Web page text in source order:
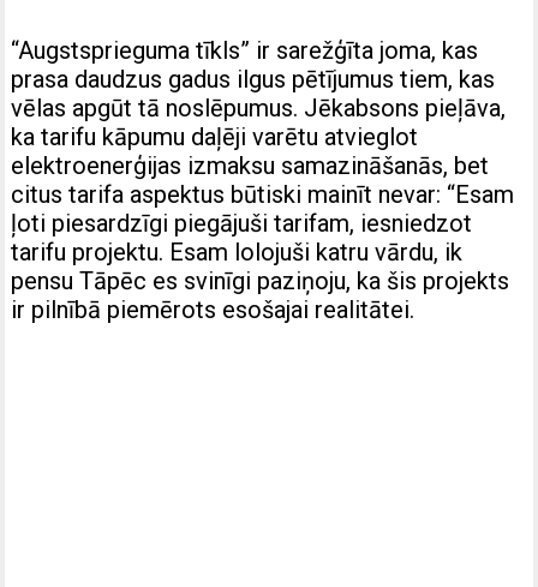
“Augstsprieguma tīkls” ir sarežģīta joma, kas
prasa daudzus gadus ilgus pētījumus tiem, kas
vēlas apgūt tā noslēpumus. Jēkabsons pieļāva,
ka tarifu kāpumu daļēji varētu atvieglot
elektroenerģijas izmaksu samazināšanās, bet
citus tarifa aspektus būtiski mainīt nevar: “Esam
ļoti piesardzīgi piegājuši tarifam, iesniedzot
tarifu projektu. Esam lolojuši katru vārdu, ik
pensu Tāpēc es svinīgi paziņoju, ka šis projekts
ir pilnībā piemērots esošajai realitātei.